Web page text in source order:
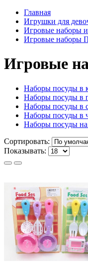
Главная
Игрушки для
Игровые наборы
Игровые наборы
Игровые
Наборы посуды в
Наборы посуды в
Наборы посуды в
Наборы посуды в
Наборы посуды на
Сортировать:
Показывать: